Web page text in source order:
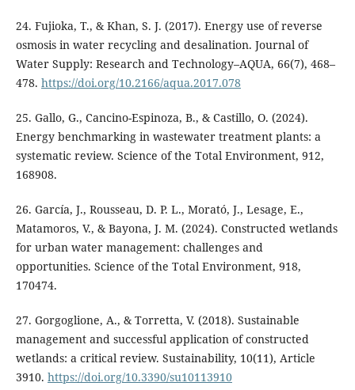
24. Fujioka, T., & Khan, S. J. (2017). Energy use of reverse
osmosis in water recycling and desalination. Journal of
Water Supply: Research and Technology–AQUA, 66(7), 468–
478. https://doi.org/10.2166/aqua.2017.078
25. Gallo, G., Cancino-Espinoza, B., & Castillo, O. (2024).
Energy benchmarking in wastewater treatment plants: a
systematic review. Science of the Total Environment, 912,
168908.
26. García, J., Rousseau, D. P. L., Morató, J., Lesage, E.,
Matamoros, V., & Bayona, J. M. (2024). Constructed wetlands
for urban water management: challenges and
opportunities. Science of the Total Environment, 918,
170474.
27. Gorgoglione, A., & Torretta, V. (2018). Sustainable
management and successful application of constructed
wetlands: a critical review. Sustainability, 10(11), Article
3910. https://doi.org/10.3390/su10113910